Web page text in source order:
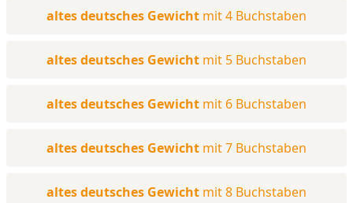
altes deutsches Gewicht mit 4 Buchstaben
altes deutsches Gewicht mit 5 Buchstaben
altes deutsches Gewicht mit 6 Buchstaben
altes deutsches Gewicht mit 7 Buchstaben
altes deutsches Gewicht mit 8 Buchstaben